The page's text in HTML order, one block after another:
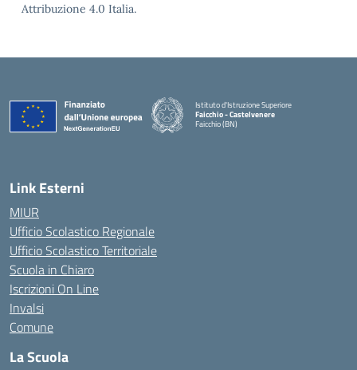
Attribuzione 4.0 Italia.
Istituto d'Istruzione Superiore
Faicchio - Castelvenere
Faicchio (BN)
Link Esterni
MIUR
Ufficio Scolastico Regionale
Ufficio Scolastico Territoriale
Scuola in Chiaro
Iscrizioni On Line
Invalsi
Comune
La Scuola